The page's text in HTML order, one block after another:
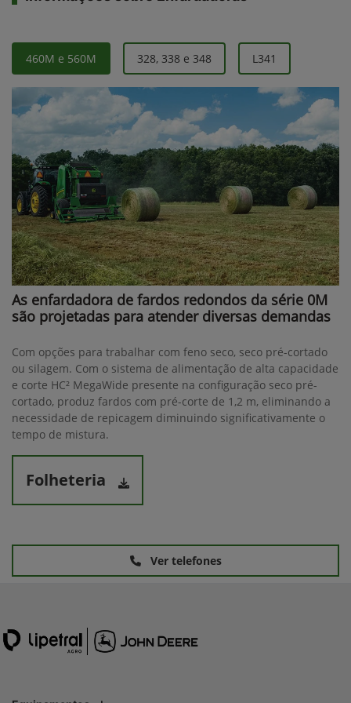
460M e 560M 328, 338 e 348 L341
As enfardadora de fardos redondos da série 0M
são projetadas para atender diversas demandas
Com opções para trabalhar com feno seco, seco pré-cortado
ou silagem. Com o sistema de alimentação de alta capacidade
e corte HC² MegaWide presente na configuração seco pré-
cortado, produz fardos com pré-corte de 1,2 m, eliminando a
necessidade de repicagem diminuindo significativamente o
tempo de mistura.
Folheteria
Ver telefones